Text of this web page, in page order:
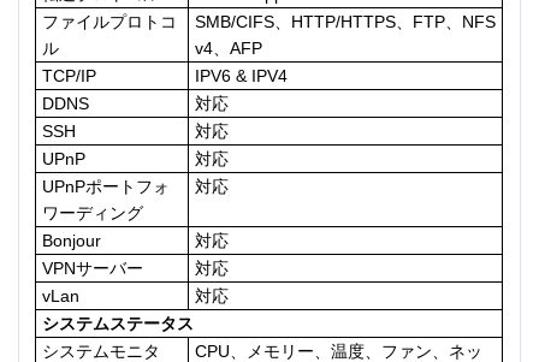
ファイルプロトコ
ル
SMB/CIFS、HTTP/HTTPS、FTP、NFS
v4、AFP
TCP/IP
IPV6 & IPV4
DDNS
対応
SSH
対応
UPnP
対応
UPnPポートフォ
ワーディング
対応
Bonjour
対応
VPNサーバー
対応
vLan
対応
システムステータス
システムモニタ
CPU、メモリー、温度、ファン、ネッ